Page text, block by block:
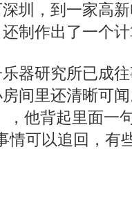
圳，到一家高
制作出了一个
器研究所已成
间里还清晰可
，他背起里面一
情可以追回，有